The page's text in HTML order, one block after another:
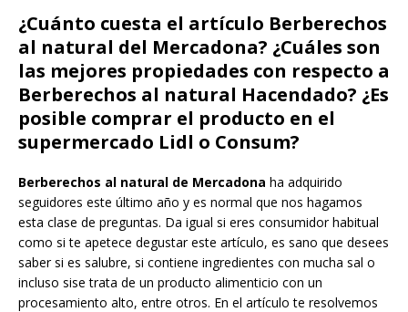
¿Cuánto cuesta el artículo Berberechos
al natural del Mercadona? ¿Cuáles son
las mejores propiedades con respecto a
Berberechos al natural Hacendado? ¿Es
posible comprar el producto en el
supermercado Lidl o Consum?
Berberechos al natural de Mercadona ha adquirido
seguidores este último año y es normal que nos hagamos
esta clase de preguntas. Da igual si eres consumidor habitual
como si te apetece degustar este artículo, es sano que desees
saber si es salubre, si contiene ingredientes con mucha sal o
incluso sise trata de un producto alimenticio con un
procesamiento alto, entre otros. En el artículo te resolvemos